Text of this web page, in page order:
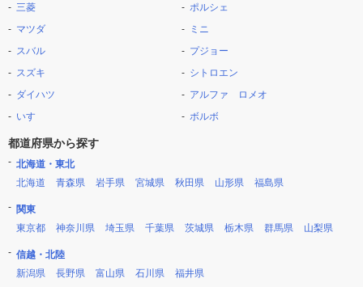
三菱
マツダ
スバル
スズキ
ダイハツ
いすゞ
ポルシェ
ミニ
プジョー
シトロエン
アルファ ロメオ
ボルボ
都道府県から探す
北海道・東北
北海道
青森県 岩手県 宮城県 秋田県 山形県 福島県
関東
東京都
神奈川県 埼玉県 千葉県 茨城県 栃木県 群馬県 山梨県
信越・北陸
新潟県
長野県 富山県 石川県 福井県